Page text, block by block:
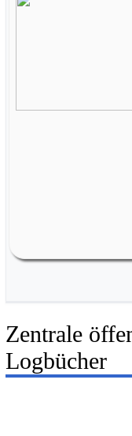
Zentrale
Logbücher